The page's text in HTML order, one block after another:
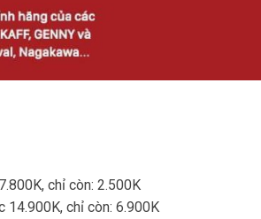
chỉ còn: 2.500K
14.900K, chỉ còn: 6.900K